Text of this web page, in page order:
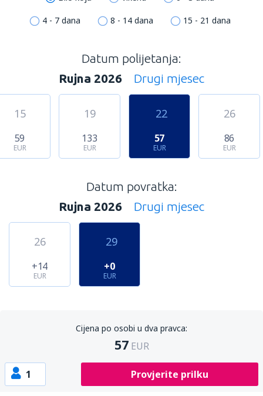
4 - 7 dana 8 - 14 dana 15 - 21 dana
Datum polijetanja:
Rujna 2026
Drugi mjesec
15
59
EUR
19
133
EUR
22
57
EUR
26
86
EUR
Datum povratka:
Rujna 2026
Drugi mjesec
26
+14
EUR
29
+0
EUR
Cijena po osobi u dva pravca:
57 EUR
1 Provjerite prilku